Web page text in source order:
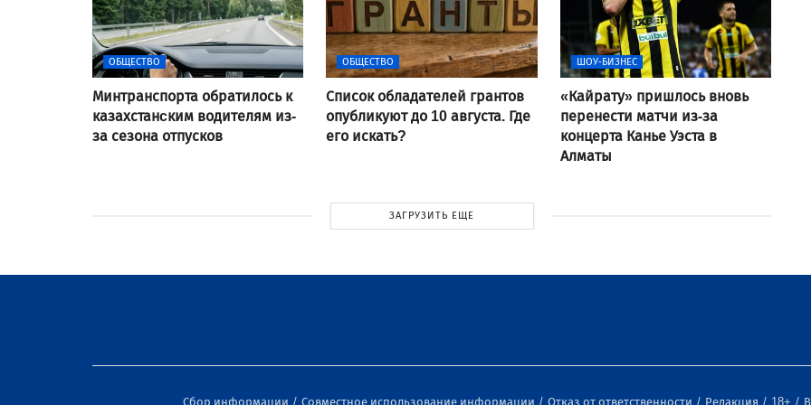
ОБЩЕСТВО
Минтранспорта обратилось к
казахстанcким водителям из-
за сезона отпусков
ОБЩЕСТВО
Список обладателей грантов
опубликуют до 10 августа. Где
его искать?
ШОУ-БИЗНЕС
«Кайрату» пришлось вновь
перенести матчи из-за
концерта Канье Уэста в
Алматы
ЗАГРУЗИТЬ ЕЩЕ
Сбор информации Совместное использование информации Отказ от ответственности Редакция 18+